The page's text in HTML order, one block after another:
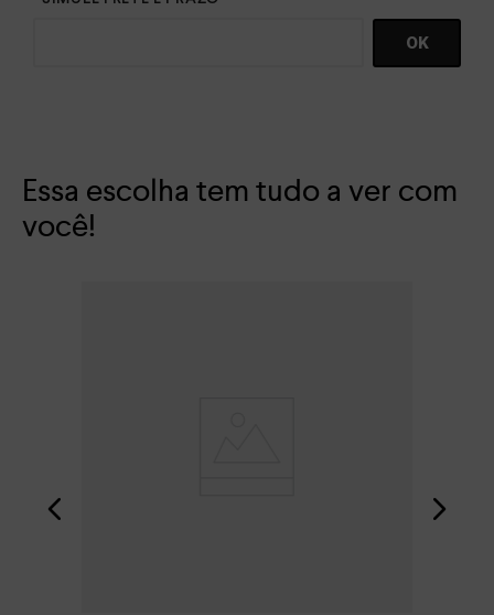
Essa escolha tem tudo a ver com
você!